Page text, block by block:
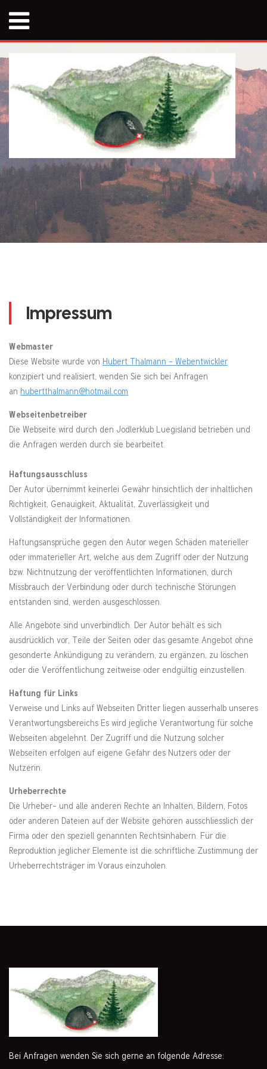
Impressum
Webmaster
Diese Website wurde von Hubert Thalmann - Webentwickler
konzipiert und realisiert, wenden Sie sich bei Anfragen
an hubertthalmann@hotmail.com
Webseitenbetreiber
Die Webseite wird durch den Jodlerklub Luegisland betrieben und
die Anfragen werden durch sie bearbeitet.
Haftungsausschluss
Der Autor übernimmt keinerlei Gewähr hinsichtlich der inhaltlichen
Richtigkeit, Genauigkeit, Aktualität, Zuverlässigkeit und
Vollständigkeit der Informationen.
Haftungsansprüche gegen den Autor wegen Schäden materieller
oder immaterieller Art, welche aus dem Zugriff oder der Nutzung
bzw. Nichtnutzung der veröffentlichten Informationen, durch
Missbrauch der Verbindung oder durch technische Störungen
entstanden sind, werden ausgeschlossen.
Alle Angebote sind unverbindlich. Der Autor behält es sich
ausdrücklich vor, Teile der Seiten oder das gesamte Angebot ohne
gesonderte Ankündigung zu verändern, zu ergänzen, zu löschen
oder die Veröffentlichung zeitweise oder endgültig einzustellen.
Haftung für Links
Verweise und Links auf Webseiten Dritter liegen ausserhalb unseres
Verantwortungsbereichs Es wird jegliche Verantwortung für solche
Webseiten abgelehnt. Der Zugriff und die Nutzung solcher
Webseiten erfolgen auf eigene Gefahr des Nutzers oder der
Nutzerin.
Urheberrechte
Die Urheber- und alle anderen Rechte an Inhalten, Bildern, Fotos
oder anderen Dateien auf der Website gehören ausschliesslich der
Firma oder den speziell genannten Rechtsinhabern. Für die
Reproduktion jeglicher Elemente ist die schriftliche Zustimmung der
Urheberrechtsträger im Voraus einzuholen.
Bei Anfragen wenden Sie sich gerne an folgende Adresse: